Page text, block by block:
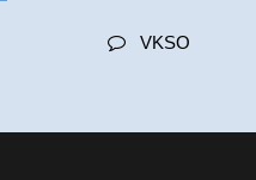
VKSO